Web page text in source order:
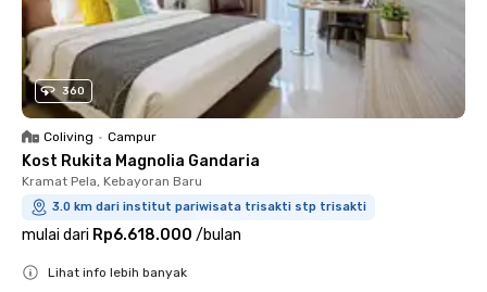
360
Coliving • Campur
Kost Rukita Magnolia Gandaria
Kramat Pela, Kebayoran Baru
3.0 km dari institut pariwisata trisakti stp trisakti
mulai dari Rp6.618.000 /bulan
Lihat info lebih banyak